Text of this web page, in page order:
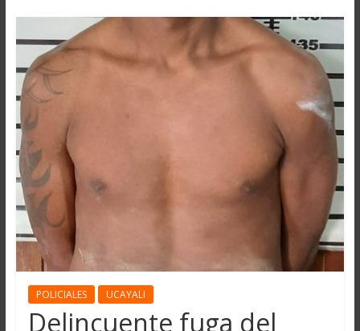
POLICIALES UCAYALI
Delincuente fuga del